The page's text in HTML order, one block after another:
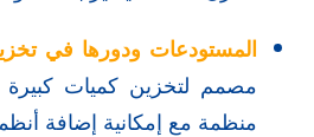
المستودعات ودورها في
مصمم لتخزين كميات كبيرة
منظمة مع إمكانية إضافة